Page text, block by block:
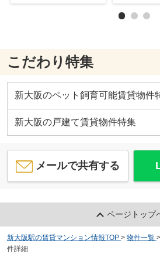
こだわり特集
新大阪のペット飼育可能賃貸物件
新大阪の戸建て賃貸物件特集
メールで共有する
ページトップ
新大阪駅の賃貸マンション情報TOP > 物件一覧 >
件詳細